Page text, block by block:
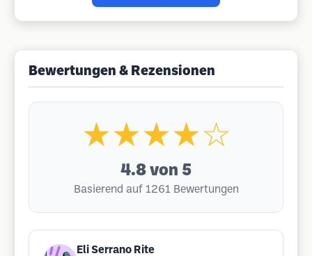
Bewertungen & Rezensionen
★★★★☆
4.8 von 5
Basierend auf 1261 Bewertungen
Eli Serrano Rite